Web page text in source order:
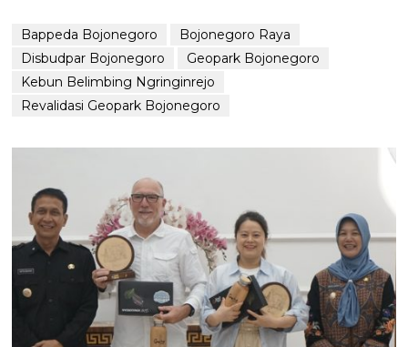
Bappeda Bojonegoro
Bojonegoro Raya
Disbudpar Bojonegoro
Geopark Bojonegoro
Kebun Belimbing Ngringinrejo
Revalidasi Geopark Bojonegoro